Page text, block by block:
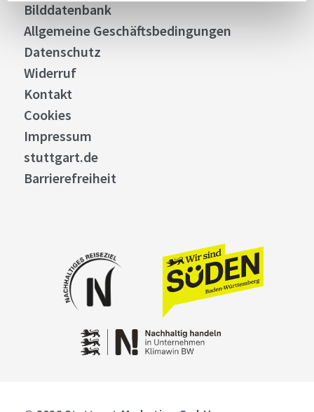
Bilddatenbank
Allgemeine Geschäftsbedingungen
Datenschutz
Widerruf
Kontakt
Cookies
Impressum
stuttgart.de
Barrierefreiheit